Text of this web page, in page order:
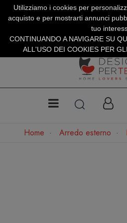
SERVIZIO CLIENTI
SUMMER SALES |
Home Arredo esterno
Utilizziamo i cookies per
acquisto e per mostrarti annunci
tuo
CONTINUANDO A NAVIGARE SU
ALL'USO DEI COOKIES PER